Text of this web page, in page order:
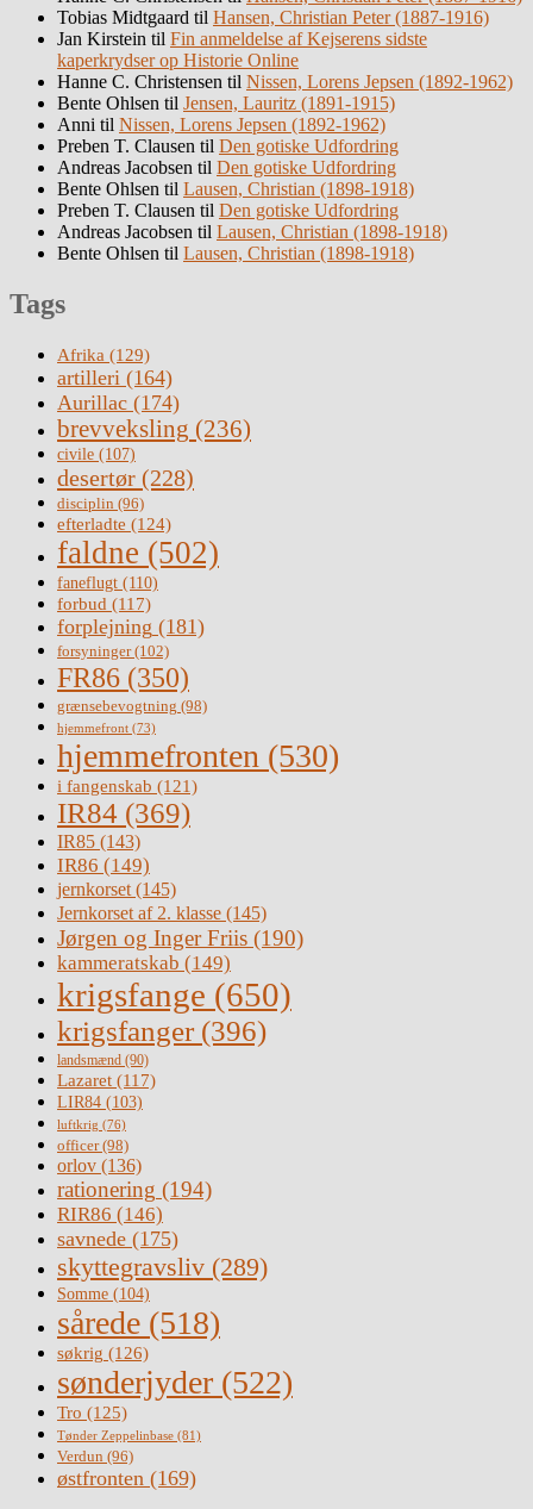
Tobias Midtgaard til Hansen, Christian Peter (1887-1916)
Jan Kirstein til Fin anmeldelse af Kejserens sidste
kaperkrydser op Historie Online
Hanne C. Christensen til Nissen, Lorens Jepsen (1892-1962)
Bente Ohlsen til Jensen, Lauritz (1891-1915)
Anni til Nissen, Lorens Jepsen (1892-1962)
Preben T. Clausen til Den gotiske Udfordring
Andreas Jacobsen til Den gotiske Udfordring
Bente Ohlsen til Lausen, Christian (1898-1918)
Preben T. Clausen til Den gotiske Udfordring
Andreas Jacobsen til Lausen, Christian (1898-1918)
Bente Ohlsen til Lausen, Christian (1898-1918)
Tags
Afrika (129)
artilleri (164)
Aurillac (174)
brevveksling (236)
civile (107)
desertør (228)
disciplin (96)
efterladte (124)
faldne (502)
faneflugt (110)
forbud (117)
forplejning (181)
forsyninger(102)
FR86 (350)
grænsebevogtning (98)
hjemmefront (73)
hjemmefronten (530)
i fangenskab (121)
IR84 (369)
IR85 (143)
IR86 (149)
jernkorset(145)
Jernkorset af 2. klasse (145)
Jørgen og Inger Friis (190)
kammeratskab (149)
krigsfange (650)
krigsfanger (396)
landsmænd (90)
Lazaret (117)
LIR84 (103)
luftkrig (76)
officer(98)
orlov (136)
rationering (194)
RIR86 (146)
savnede (175)
skyttegravsliv (289)
Somme (104)
sårede (518)
søkrig (126)
sønderjyder (522)
Tro (125)
Tønder Zeppelinbase (81)
Verdun (96)
østfronten (169)